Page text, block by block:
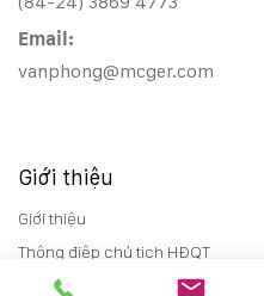
Email:
vanphong@mcger.com
Giới thiệu
Giới thiệu
Thông điệp chủ tịch HĐQT
Lịch sử phát triển